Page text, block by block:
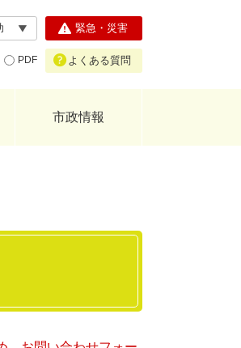
PDF
緊急・災害
よくある質問
市政情報